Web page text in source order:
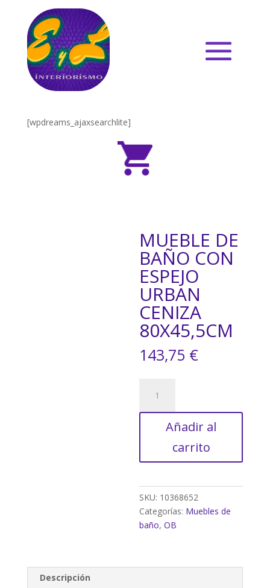
[wpdreams_ajaxsearchlite]
MUEBLE DE
BAÑO CON
ESPEJO
URBAN
CENIZA
80X45,5CM
143,75 €
BAÑO
cantidad
Añadir al
carrito
SKU: 10368652
Categorías: Muebles de
baño,OB
Descripción